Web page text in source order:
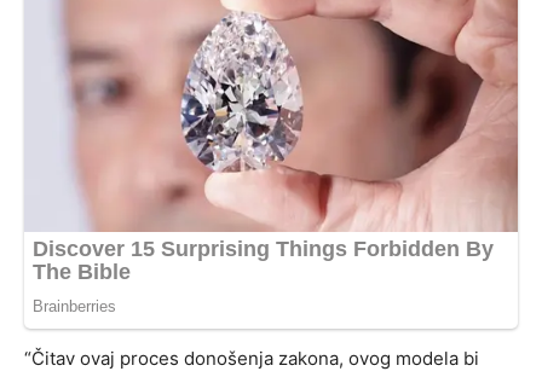
“Čitav ovaj proces donošenja zakona, ovog modela bi